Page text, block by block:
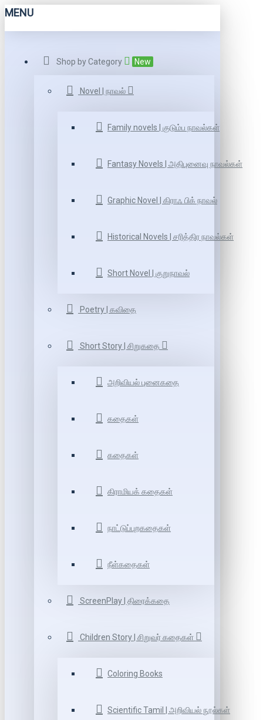
MENU
Shop by Category New
Novel | நாவல்
Family novels | குடும்ப நாவல்கள்
Fantasy Novels | அதிபுனைவு நாவல்கள்
Graphic Novel | கிராஃ பிக் நாவல்
Historical Novels | சரித்திர நாவல்கள்
Short Novel | குறுநாவல்
Poetry | கவிதை
Short Story | சிறுகதை
அறிவியல் புனைகதை
கதைகள்
கதைகள்
கிராமியக் கதைகள்
நாட்டுப்புறகதைகள்
நீள்கதைகள்
ScreenPlay | திரைக்கதை
Children Story | சிறுவர் கதைகள்
Coloring Books
Scientific Tamil | அறிவியல் நூல்கள்